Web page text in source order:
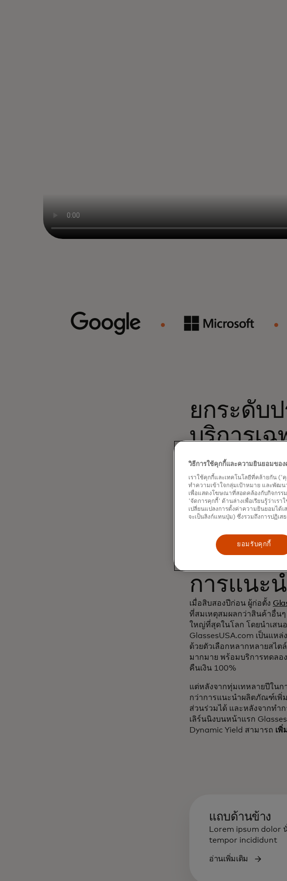
ยกระดับ
บริการเ
สัมพันธ์กั
การแนะ
เมื่อสิบสองปีก่อน ผู้ก่อตั้ง
ที่สมเหตุสมผลกว่าสินค้าอื่น
ใหญ่ที่สุดในโลก โดยนำเสนอ
GlassesUSA.com เป็นแห
ด้วยตัวเลือกหลากหลายสไต
มากมาย พร้อมบริการทดลอ
คืนเงิน 100%
แต่หลังจากทุ่มเทหลายปีใน
กว่าการแนะนำผลิตภัณฑ์เพิ่
ส่วนร่วมได้ และหลังจากทำ
เลิร์นนิงบนหน้าแรก
Dynamic Yield สามารถ เพิ่
แถบด้านข้าง
Lorem ipsum dolor
tempor incididunt
อ่านเพิ่มเติม
วิธีการใช้คุกกี้และความยินยอมขอ
เราใช้คุกกี้และเทคโนโลยีที่คล้ายกัน ('
ทำความเข้าใจกลุ่มเป้าหมาย และพัฒน
เพื่อแสดงโฆษณาที่สอดคล้องกับกิจกรร
'จัดการคุกกี้' ด้านล่างเพื่อเรียนรู้ว่าเร
เปลี่ยนแปลงการตั้งค่าความยินยอมได้
จะเป็นลิงก์แทนปุ่ม) ซึ่งรวมถึงการปฏิเส
ยอมรับคุกกี้